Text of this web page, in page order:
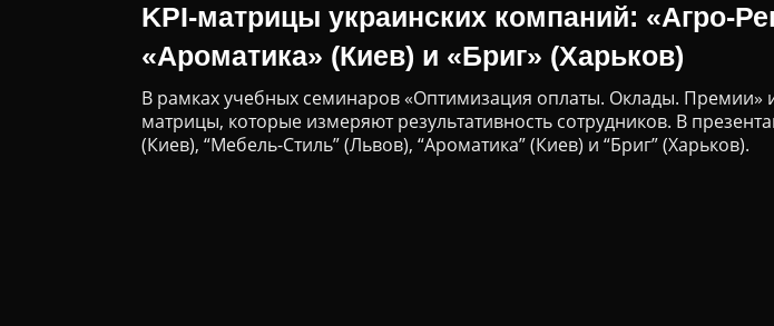
KPI-матрицы украинских компаний: «Агро-
«Ароматика» (Киев) и «Бриг» (Харьков)
В рамках учебных семинаров «Оптимизация оплаты. Оклады. Премии»
матрицы, которые измеряют результативность сотрудников. В
(Киев), “Мебель-Стиль” (Львов), “Ароматика” (Киев) и “Бриг” (Харьков).